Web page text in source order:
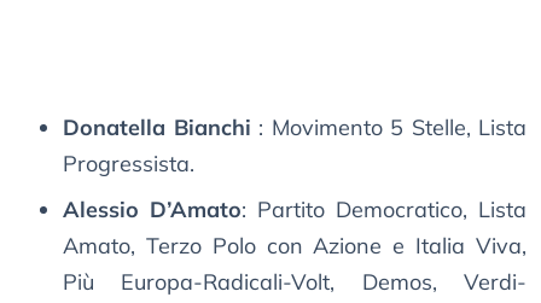
Donatella Bianchi : Movimento 5 Stelle, Lista
Progressista.
Alessio D’Amato: Partito Democratico, Lista
Amato, Terzo Polo con Azione e Italia Viva,
Più Europa-Radicali-Volt, Demos, Verdi-